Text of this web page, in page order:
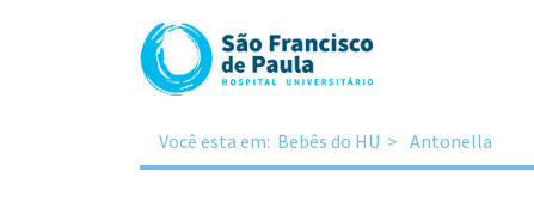
Você esta em: Bebês do HU Antonella